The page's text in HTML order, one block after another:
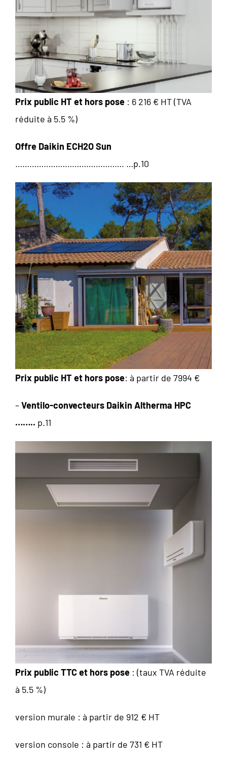
Prix public HT et hors pose : 6 216 € HT (TVA
réduite à 5.5 %)
Offre Daikin ECH2O Sun
………………………………………. …p.10
Prix public HT et hors pose: à partir de 7994 €
–Ventilo-convecteurs Daikin Altherma HPC
…….. p.11
Prix public TTC et hors pose : (taux TVA réduite
à 5.5 %)
version murale : à partir de 912 € HT
version console : à partir de 731 € HT